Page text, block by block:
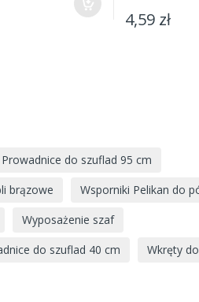
4,59 zł
Prowadnice do szuflad 95 cm
brązowe
Wsporniki Pelikan do
Wyposażenie szaf
do szuflad 40 cm
Wkręty